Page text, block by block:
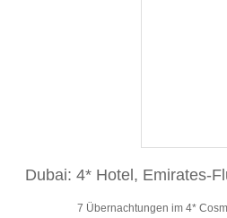
Dubai: 4* Hotel, Emirates-
7 Übernachtungen im 4*